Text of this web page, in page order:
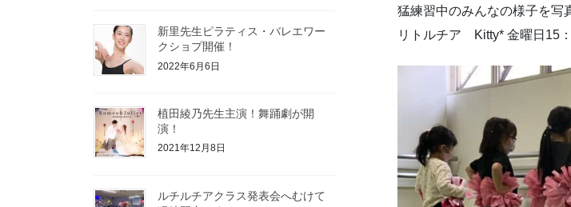
猛練習中のみんなの様子を写
リトルチア Kitty* 金曜日
新里先生ピラティス・バレエワー
クショプ開催！
2022年6月6日
植田綾乃先生主演！舞踊劇が開
演！
2021年12月8日
ルチルチアクラス発表会へむけて